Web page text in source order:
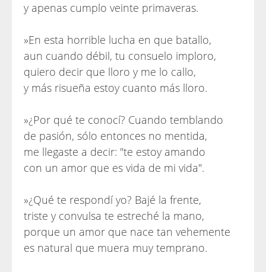
y apenas cumplo veinte primaveras.
»En esta horrible lucha en que batallo,
aun cuando débil, tu consuelo imploro,
quiero decir que lloro y me lo callo,
y más risueña estoy cuanto más lloro.
»¿Por qué te conocí? Cuando temblando
de pasión, sólo entonces no mentida,
me llegaste a decir: "te estoy amando
con un amor que es vida de mi vida".
»¿Qué te respondí yo? Bajé la frente,
triste y convulsa te estreché la mano,
porque un amor que nace tan vehemente
es natural que muera muy temprano.